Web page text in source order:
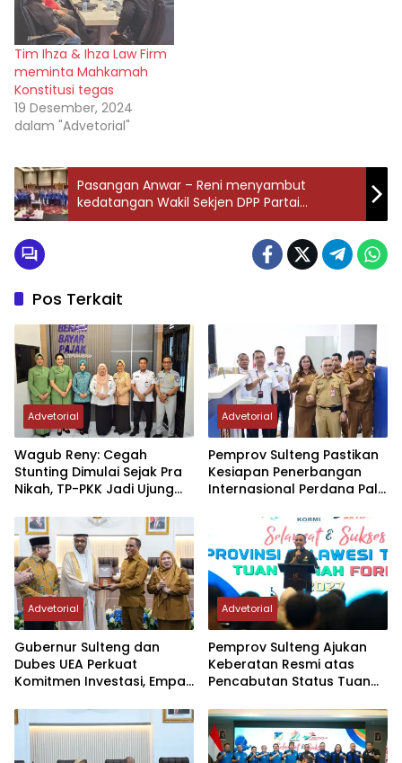
Tim Ihza & Ihza Law Firm
meminta Mahkamah
Konstitusi tegas
19 Desember, 2024
dalam "Advetorial"
Pasangan Anwar – Reni menyambut
kedatangan Wakil Sekjen DPP Partai
Demokrat
Pos Terkait
Advetorial
Wagub Reny: Cegah
Stunting Dimulai Sejak Pra
Nikah, TP-PKK Jadi Ujung
Advetorial
Pemprov Sulteng Pastikan
Kesiapan Penerbangan
Internasional Perdana Palu
Advetorial
Gubernur Sulteng dan
Dubes UEA Perkuat
Komitmen Investasi, Empat
Advetorial
Pemprov Sulteng Ajukan
Keberatan Resmi atas
Pencabutan Status Tuan
2027